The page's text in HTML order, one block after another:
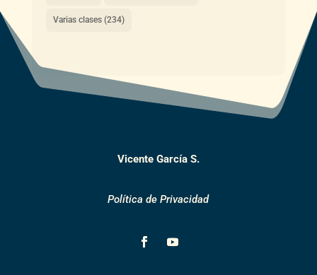
Varias clases(234)
Vicente García S.
Política de Privacidad